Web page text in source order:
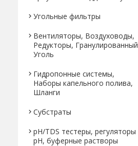
Угольные фильтры
Вентиляторы, Воздуховоды,
Редукторы, Гранулированный
Уголь
Гидропонные системы,
Наборы капельного полива,
Шланги
Субстраты
pH/TDS тестеры, регуляторы
pH, буферные растворы